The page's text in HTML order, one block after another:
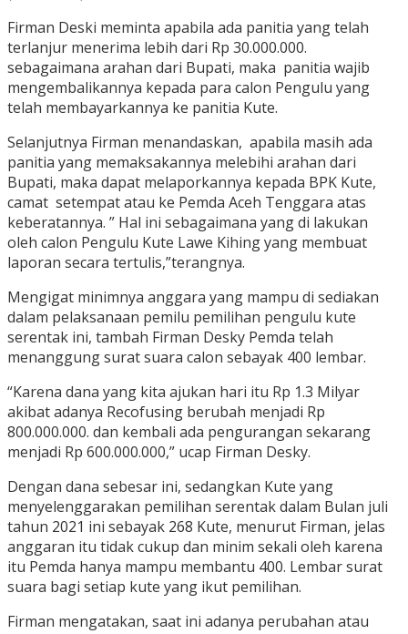
Firman Deski meminta apabila ada panitia yang telah
terlanjur menerima lebih dari Rp 30.000.000.
sebagaimana arahan dari Bupati, maka panitia wajib
mengembalikannya kepada para calon Pengulu yang
telah membayarkannya ke panitia Kute.
Selanjutnya Firman menandaskan, apabila masih ada
panitia yang memaksakannya melebihi arahan dari
Bupati, maka dapat melaporkannya kepada BPK Kute,
camat setempat atau ke Pemda Aceh Tenggara atas
keberatannya. ” Hal ini sebagaimana yang di lakukan
oleh calon Pengulu Kute Lawe Kihing yang membuat
laporan secara tertulis,”terangnya.
Mengigat minimnya anggara yang mampu di sediakan
dalam pelaksanaan pemilu pemilihan pengulu kute
serentak ini, tambah Firman Desky Pemda telah
menanggung surat suara calon sebayak 400 lembar.
“Karena dana yang kita ajukan hari itu Rp 1.3 Milyar
akibat adanya Recofusing berubah menjadi Rp
800.000.000. dan kembali ada pengurangan sekarang
menjadi Rp 600.000.000,” ucap Firman Desky.
Dengan dana sebesar ini, sedangkan Kute yang
menyelenggarakan pemilihan serentak dalam Bulan juli
tahun 2021 ini sebayak 268 Kute, menurut Firman, jelas
anggaran itu tidak cukup dan minim sekali oleh karena
itu Pemda hanya mampu membantu 400. Lembar surat
suara bagi setiap kute yang ikut pemilihan.
Firman mengatakan, saat ini adanya perubahan atau